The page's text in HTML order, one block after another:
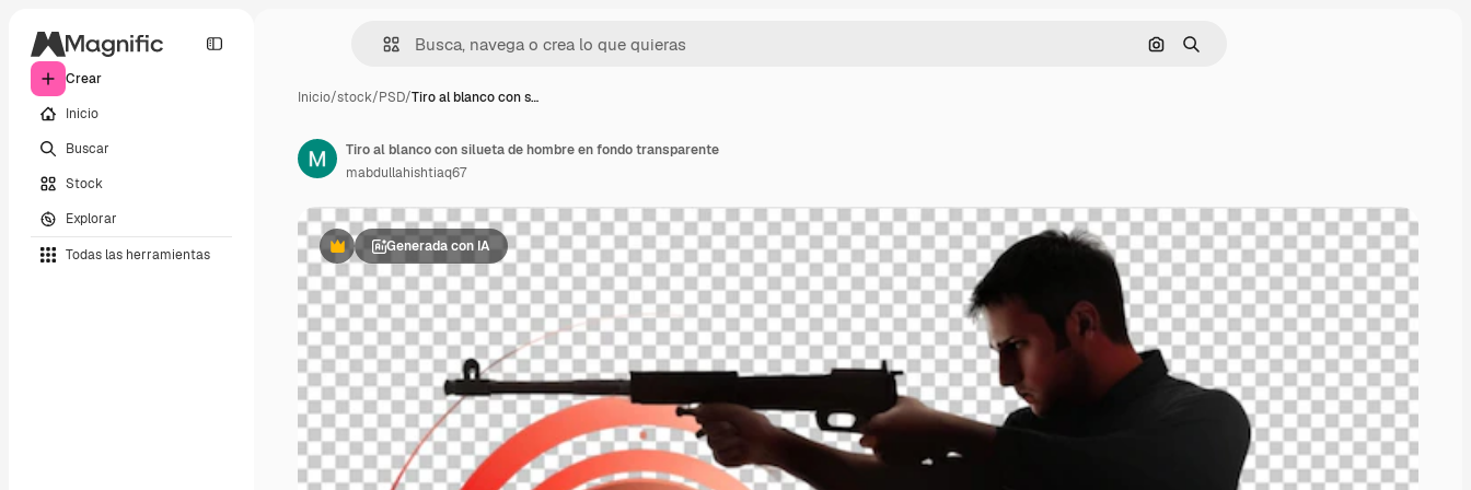
Crear
Inicio
Buscar
Stock
Explorar
Todas las herramientas
Buscar por imagen
Buscar
Inicio/stock/PSD/Tiro al blanco con s…
PremiumGenerada con IA
Tiro al blanco con silueta de hombre en fondo transparente
mabdullahishtiaq67